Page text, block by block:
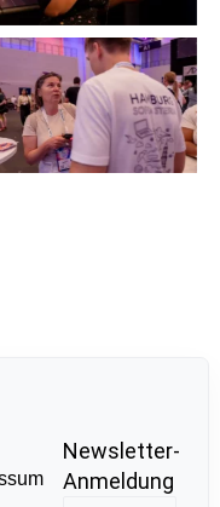
Newsletter-
Anmeldung